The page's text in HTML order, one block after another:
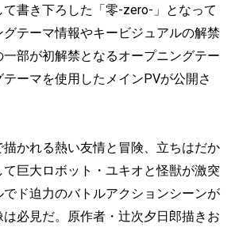
て書き下ろした「零-zero-」となって
テーマ情報やキービジュアルの解禁
一部が初解禁となるオープニングテー
ーマを使用したメインPVが公開さ
かれる熱い友情と冒険、立ちはだか
て巨大ロボット・ユキオと怪獣が激突
ド迫力のバトルアクションシーンが
必見だ。原作者・辻次夕日郎描きお